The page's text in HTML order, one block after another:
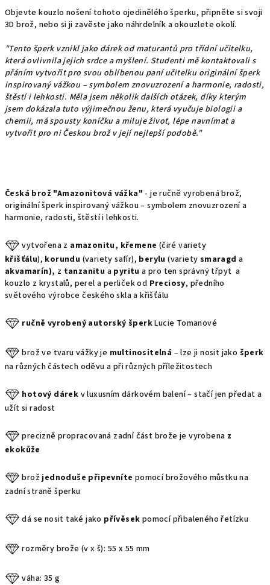
Objevte kouzlo nošení tohoto ojedinělého šperku, připněte si svoji
3D brož, nebo si ji zavěste jako náhrdelník a okouzlete okolí.
"Tento šperk vznikl jako dárek od maturantů pro třídní učitelku,
která ovlivnila jejich srdce a myšlení. Studenti mě kontaktovali s
přáním vytvořit pro svou oblíbenou paní učitelku originální šperk
inspirovaný vážkou – symbolem znovuzrození a harmonie, radosti,
štěstí i lehkosti. Měla jsem několik dalších otázek, díky kterým
jsem dokázala tuto výjimečnou ženu, která vyučuje biologii a
chemii, má spousty koníčku a miluje život, lépe navnímat a
vytvořit pro ni Českou brož v jejínejlepší podobě."
Česká brož "Amazonitová vážka" - je ručně vyrobená brož,
originální šperk inspirovaný vážkou – symbolem znovuzrození a
harmonie, radosti, štěstí i lehkosti.
vytvořena z amazonitu, křemene (čiré variety
křišťálu), korundu (variety safír), berylu(variety smaragda
akvamarín), z tanzanitu a pyritua pro ten správný třpyt a
kouzlo z krystalů, perel a perliček od Preciosy, předního
světového výrobce českého skla a křišťálu
ručně vyrobený autorský šperkLucie Tomanové
brož ve tvaru vážky je multinositelná – lze ji nosit jako šperk
na různých částech oděvu a při různých příležitostech
hotový dárek v luxusním dárkovém balení – stačí jen předat a
užít si radost
precizně propracovaná zadní část brože je vyrobena z
ekokůže
brož jednoduše připevníte pomocí brožového můstku na
zadní straně šperku
dá se nosit také jako přívěsek pomocí přibaleného řetízku
rozměry brože (v x š): 55 x 55 mm
váha: 35 g